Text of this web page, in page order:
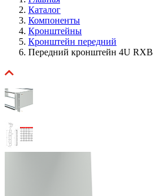
Каталог
Компоненты
Кронштейны
Кронштейн передний
Передний кронштейн 4U RXB